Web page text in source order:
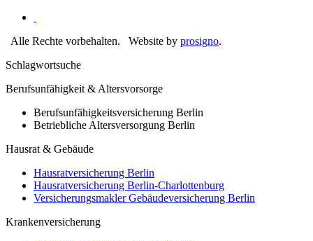
Alle Rechte vorbehalten. Website by prosigno.
Schlagwortsuche
Berufsunfähigkeit & Altersvorsorge
Berufsunfähigkeitsversicherung Berlin
Betriebliche Altersversorgung Berlin
Hausrat & Gebäude
Hausratversicherung Berlin
Hausratversicherung Berlin-Charlottenburg
Versicherungsmakler Gebäudeversicherung Berlin
Krankenversicherung